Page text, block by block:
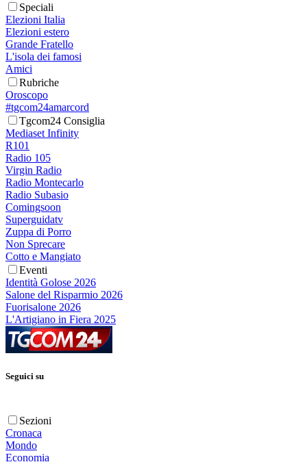
Speciali
Elezioni Italia
Elezioni estero
Grande Fratello
L'isola dei famosi
Amici
Rubriche
Oroscopo
#tgcom24amarcord
Tgcom24 Consiglia
Mediaset Infinity
R101
Radio 105
Virgin Radio
Radio Montecarlo
Radio Subasio
Comingsoon
Superguidatv
Zuppa di Porro
Non Sprecare
Cotto e Mangiato
Eventi
Identità Golose 2026
Salone del Risparmio 2026
Fuorisalone 2026
L'Artigiano in Fiera 2025
Seguici su
Sezioni
Cronaca
Mondo
Economia